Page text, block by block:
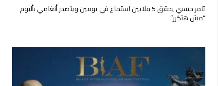
تامر حسني يحقق 5 ملايين استماع في يومين ويتصدر أنغامي بألبوم
“مش هتكرر”